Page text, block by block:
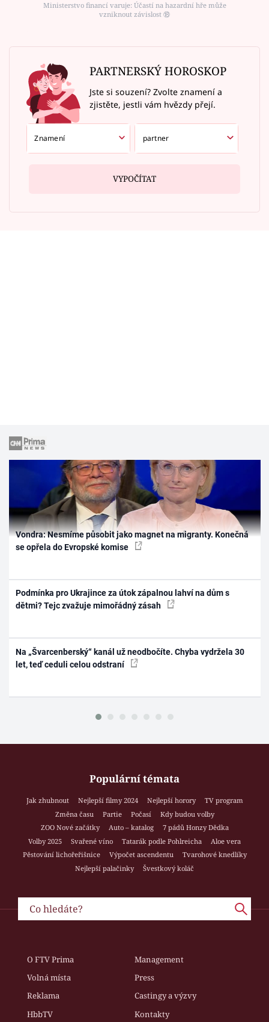
Ministerstvo financí varuje: Účastí na hazardní hře může
vzniknout závislost ⑱
PARTNERSKÝ HOROSKOP
Jste si souzení? Zvolte znamení a
zjistěte, jestli vám hvězdy přejí.
VYPOČÍTAT
Vondra: Nesmíme působit jako magnet na migranty. Konečná
se opřela do Evropské komise
Podmínka pro Ukrajince za útok zápalnou lahví na dům s
dětmi? Tejc zvažuje mimořádný zásah
Na „Švarcenberský“ kanál už neodbočíte. Chyba vydržela 30
let, teď ceduli celou odstraní
Populární témata
Jak zhubnout Nejlepší filmy 2024 Nejlepší horory
TV program
Změna času
Partie Počasí
Kdy budou volby
ZOO Nové začátky
Auto – katalog
7 pádů Honzy Dědka
Volby 2025
Svařené víno Tatarák podle Pohlreicha
Aloe vera
Pěstování lichořeřišnice
Výpočet ascendentu
Tvarohové knedlíky
Nejlepší palačinky
Švestkový koláč
O FTV Prima
Management
Volná místa
Press
Reklama
Castingy a výzvy
HbbTV
Kontakty